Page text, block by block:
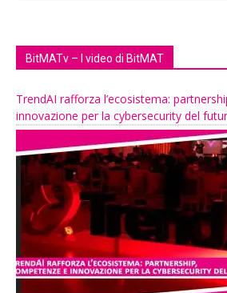
BitMATv – I video di BitMAT
TrendAI rafforza l’ecosistema:
innovazione per la cybersecurity del